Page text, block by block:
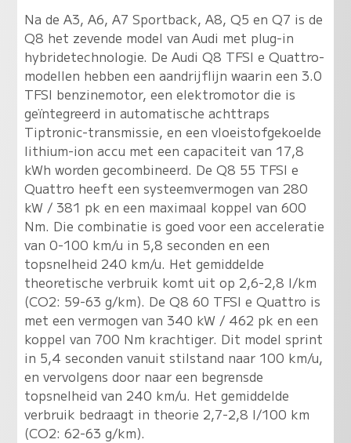
Na de A3, A6, A7 Sportback, A8, Q5 en Q7 is de
Q8 het zevende model van Audi met plug-in
hybridetechnologie. De Audi Q8 TFSI e Quattro-
modellen hebben een aandrijflijn waarin een 3.0
TFSI benzinemotor, een elektromotor die is
geïntegreerd in automatische achttraps
Tiptronic-transmissie, en een vloeistofgekoelde
lithium-ion accu met een capaciteit van 17,8
kWh worden gecombineerd. De Q8 55 TFSI e
Quattro heeft een systeemvermogen van 280
kW / 381 pk en een maximaal koppel van 600
Nm. Die combinatie is goed voor een acceleratie
van 0-100 km/u in 5,8 seconden en een
topsnelheid 240 km/u. Het gemiddelde
theoretische verbruik komt uit op 2,6-2,8 l/km
(CO2: 59-63 g/km). De Q8 60 TFSI e Quattro is
met een vermogen van 340 kW / 462 pk en een
koppel van 700 Nm krachtiger. Dit model sprint
in 5,4 seconden vanuit stilstand naar 100 km/u,
en vervolgens door naar een begrensde
topsnelheid van 240 km/u. Het gemiddelde
verbruik bedraagt in theorie 2,7-2,8 l/100 km
(CO2: 62-63 g/km).